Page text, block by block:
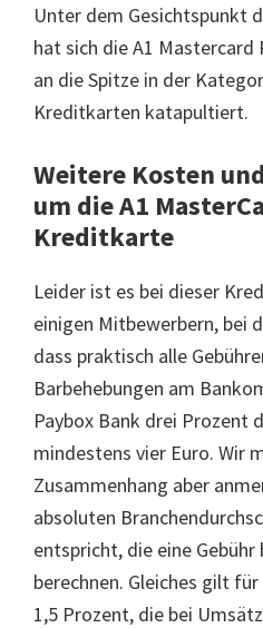
Unter dem Gesichtspunkt
hat sich die A1
an die Spitze in der
Kreditkarten katapultiert.
Weitere Kosten
um die A1
Kreditkarte
Leider ist es bei dieser
einigen Mitbewerbern, bei
dass praktisch alle
Barbehebungen am
Paybox Bank drei Prozent
mindestens vier Euro. Wir
Zusammenhang aber
absoluten
entspricht, die eine Gebühr
berechnen. Gleiches gilt
1,5 Prozent, die bei